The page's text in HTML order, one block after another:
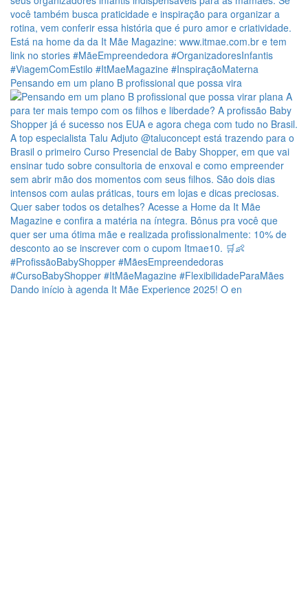
Pensando em um plano B profissional que possa vira
Dando início à agenda It Mãe Experience 2025! O en